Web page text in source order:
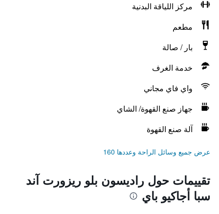
مركز اللياقة البدنية
مطعم
بار / صالة
خدمة الغرف
واي فاي مجاني
جهاز صنع القهوة/ الشاي
آلة صنع القهوة
عرض جميع وسائل الراحة وعددها 160
تقييمات حول راديسون بلو ريزورت آند
سبا أجاكيو باي